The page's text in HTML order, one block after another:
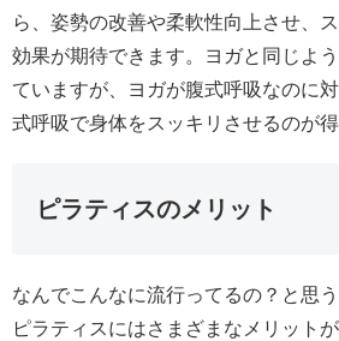
ら、姿勢の改善や柔軟性向上させ、
効果が期待できます。ヨガと同じよ
ていますが、ヨガが腹式呼吸なのに
式呼吸で身体をスッキリさせるのが得
ピラティスのメリット
なんでこんなに流行ってるの？と思
ピラティスにはさまざまなメリット